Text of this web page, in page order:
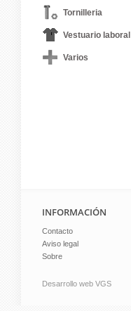
Tornilleria
Vestuario laboral
Varios
INFORMACIÓN
Contacto
Aviso legal
Sobre
Desarrollo web VGS